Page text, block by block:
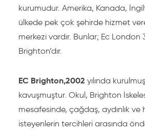
kurumudur. Amerika, Kanada,
ülkede pek çok şehirde hizmet
merkezi vardır. Bunlar; Ec
Brighton’dır.
EC Brighton,2002 yılında
kavuşmuştur. Okul, Brighton
mesafesinde, çağdaş, aydınlık
isteyenlerin tercihleri arasında